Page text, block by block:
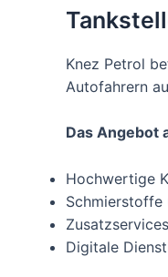
Knez Petrol
Autofahrern
Das Angebot
Hochwertige
Schmierstoffe
Digitale